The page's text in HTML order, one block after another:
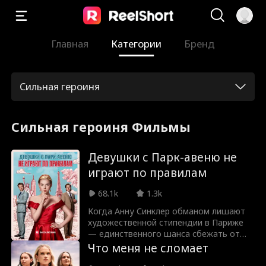
Главная Категории Бренд
Сильная героиня
Сильная героиня Фильмы
Девушки с Парк-авеню не
играют по правилам
68.1k
1.3k
Когда Анну Синклер обманом лишают
художественной стипендии в Париже
— единственного шанса сбежать от
жестоких родителей, она выдает себя
Что меня не сломает